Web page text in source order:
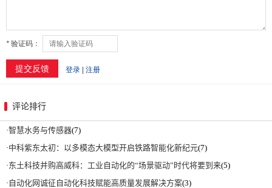
评论排行
·智慧水务与传感器(7)
·中科紫东太初：以多模态大模型开启铁路智能化新纪元(7)
·东土科技并购高威科：工业自动化的“场景驱动”时代将要到来(5)
· 自动化网诚征自动化科技赋能高质量发展解决方案(3)